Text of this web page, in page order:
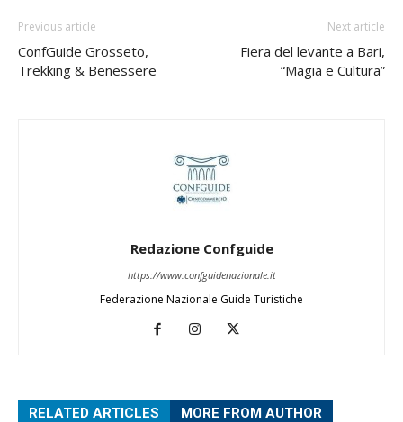
Previous article
ConfGuide Grosseto,
Trekking & Benessere
Next article
Fiera del levante a Bari,
“Magia e Cultura”
Redazione Confguide
https://www.confguidenazionale.it
Federazione Nazionale Guide Turistiche
RELATED ARTICLES MORE FROM AUTHOR